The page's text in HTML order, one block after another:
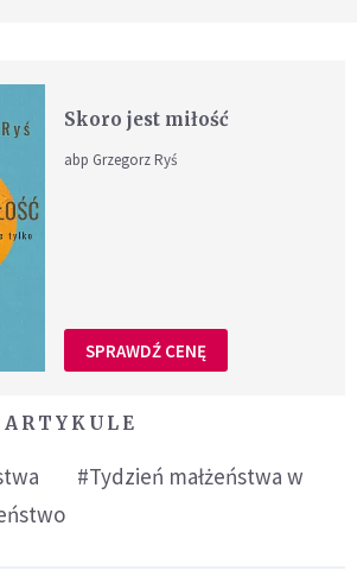
Skoro jest miłość
abp Grzegorz Ryś
SPRAWDŹ CENĘ
#Tydzień małżeństwa w